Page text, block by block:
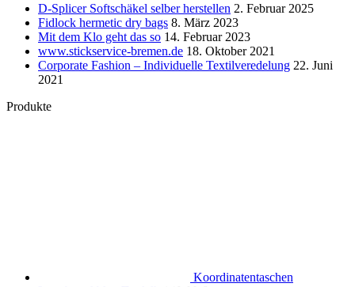
D-Splicer Softschäkel selber herstellen 2. Februar 2025
Fidlock hermetic dry bags 8. März 2023
Mit dem Klo geht das so 14. Februar 2023
www.stickservice-bremen.de 18. Oktober 2021
Corporate Fashion – Individuelle Textilveredelung 22. Juni
2021
Produkte
Koordinatentaschen